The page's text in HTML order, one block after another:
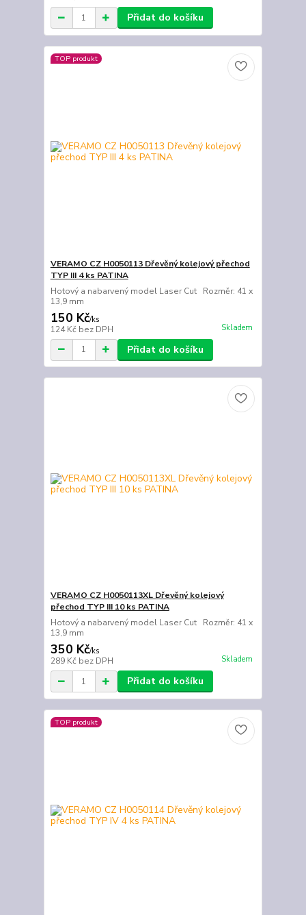
Přidat do košíku
TOP produkt
VERAMO CZ H0050113 Dřevěný kolejový přechod
TYP III 4 ks PATINA
Hotový a nabarvený model Laser Cut Rozměr: 41 x
13,9 mm
150 Kč/ks
124 Kč bez DPH Skladem
Přidat do košíku
VERAMO CZ H0050113XL Dřevěný kolejový
přechod TYP III 10 ks PATINA
Hotový a nabarvený model Laser Cut Rozměr: 41 x
13,9 mm
350 Kč/ks
289 Kč bez DPH Skladem
Přidat do košíku
TOP produkt